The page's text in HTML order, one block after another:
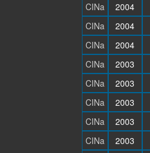
CINa
2004
CINa
2004
CINa
2004
CINa
2003
CINa
2003
CINa
2003
CINa
2003
CINa
2003